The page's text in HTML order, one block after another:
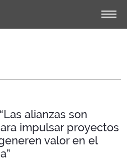
alianzas son
impulsar proyectos
valor en el